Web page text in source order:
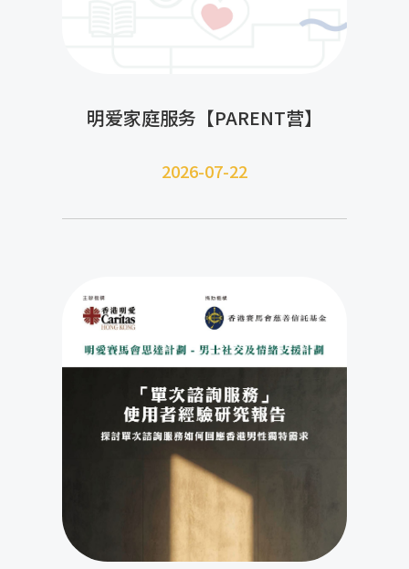
明爱家庭服务【PARENT营】
2026-07-22